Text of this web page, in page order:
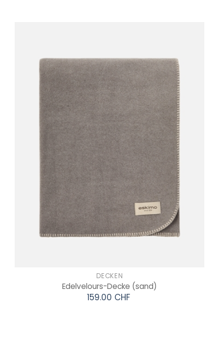
DECKEN
Edelvelours-Decke (sand)
159.00 CHF